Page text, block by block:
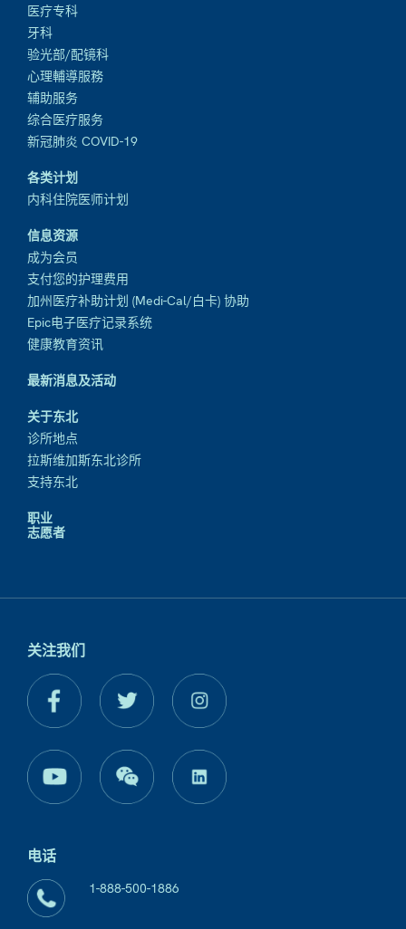
医疗专科
牙科
验光部/配镜科
心理輔導服務
辅助服务
综合医疗服务
新冠肺炎 COVID-19
各类计划
内科住院医师计划
信息资源
成为会员
支付您的护理费用
加州医疗补助计划 (Medi-Cal/白卡) 协助
Epic电子医疗记录系统
健康教育资讯
最新消息及活动
关于东北
诊所地点
拉斯维加斯东北诊所
支持东北
职业
志愿者
关注我们
电话
1-888-500-1886